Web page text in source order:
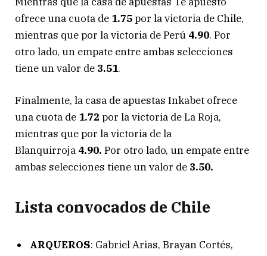
ofrece una cuota de 1.75por la victoria de Chile,
mientras que por la victoria de Perú 4.90. Por
otro lado, un empate entre ambas selecciones
tiene un valor de 3.51.
Finalmente, la casa de apuestas Inkabet ofrece
una cuota de 1.72 por la victoria de La Roja,
mientras que por la victoria de la
Blanquirroja 4.90. Por otro lado, un empate entre
ambas selecciones tiene un valor de 3.50.
Lista convocados de Chile
ARQUEROS: Gabriel Arias, Brayan Cortés,